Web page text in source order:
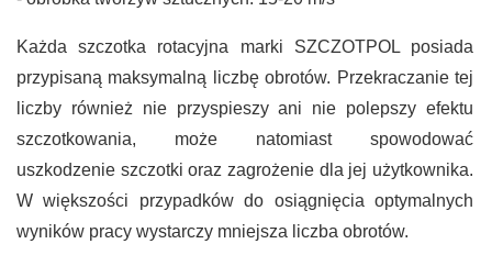
Każda szczotka rotacyjna marki SZCZOTPOL posiada
przypisaną maksymalną liczbę obrotów. Przekraczanie tej
liczby również nie przyspieszy ani nie polepszy efektu
szczotkowania, może natomiast spowodować
uszkodzenie szczotki oraz zagrożenie dla jej użytkownika.
W większości przypadków do osiągnięcia optymalnych
wyników pracy wystarczy mniejsza liczba obrotów.